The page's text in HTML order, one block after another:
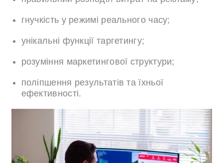
гнучкість у режимі реального часу;
унікальні функції таргетингу;
розуміння маркетингової структури;
поліпшення результатів та їхньої
ефективності.